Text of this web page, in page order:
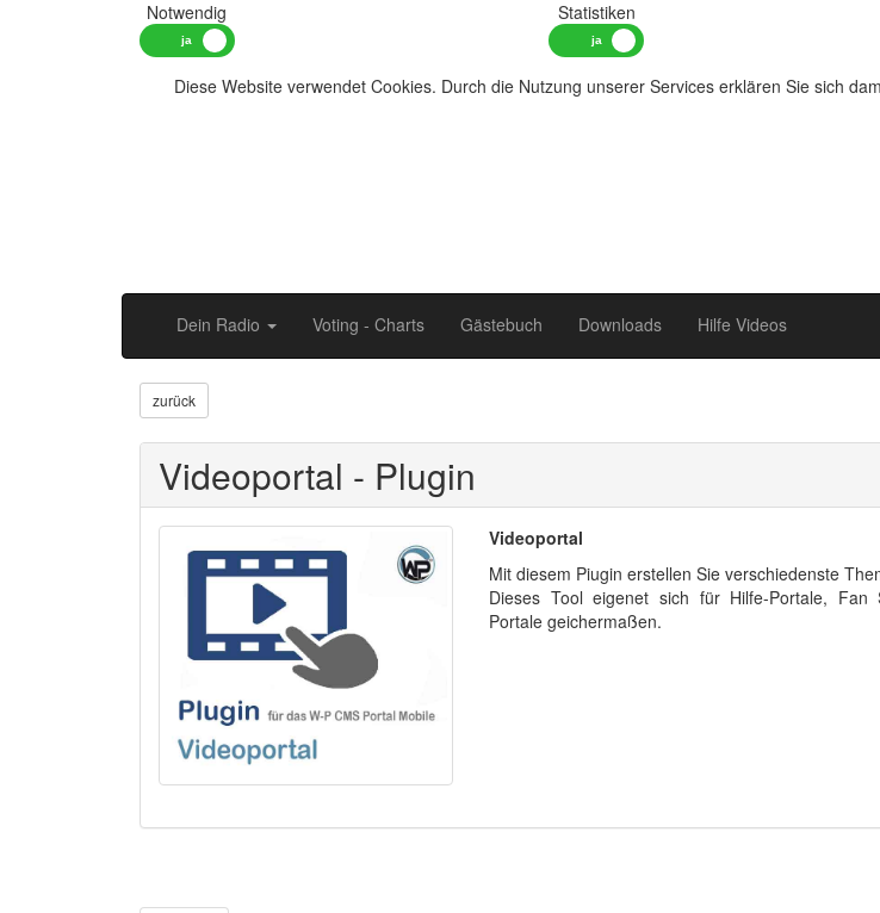
Notwendig Statistiken
Diese Website verwendet Cookies. Durch die Nutzung unserer Services erklären Sie sich
Dein Radio Voting - Charts Gästebuch Downloads Hilfe Videos
zurück
Videoportal - Plugin
Videoportal
Mit diesem Piugin erstellen Sie verschiedenste
Dieses Tool eigenet sich für Hilfe-Portale, Fan
Portale geichermaßen.